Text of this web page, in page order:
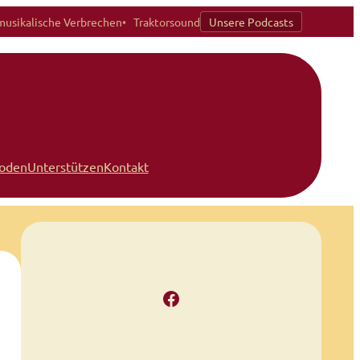
Verbrechen Traktorsound Unsere Podcasts
UnterstützenKontakt
Facebook